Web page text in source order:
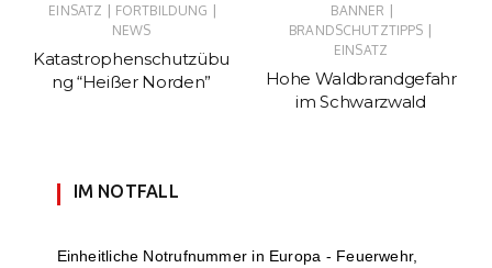
EINSATZ | FORTBILDUNG |
NEWS
Katastrophenschutzübu
ng “Heißer Norden”
BANNER |
BRANDSCHUTZTIPPS |
EINSATZ
Hohe Waldbrandgefahr
im Schwarzwald
IM NOTFALL
Einheit­li­che Notruf­num­mer in Europa - Feuerwehr,